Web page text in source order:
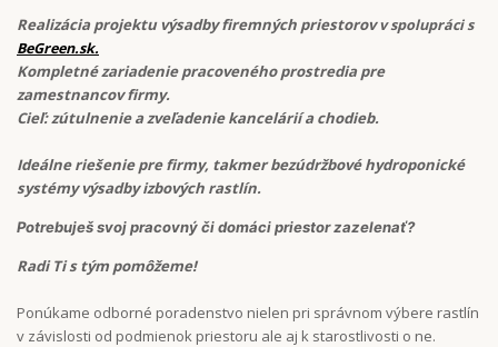
Realizácia projektu výsadby firemných priestorovv spolupráci s
BeGreen.sk.
Kompletné zariadenie pracoveného prostredia pre
zamestnancov firmy.
Cieľ: zútulnenie a zveľadenie kancelárií a chodieb.
Ideálne riešenie pre firmy, takmer bezúdržbové hydroponické
systémy výsadby izbových rastlín.
Potrebuješ svoj pracovný či domáci priestor zazelenať?
Radi Ti s tým pomôžeme!
Ponúkame odborné poradenstvo nielen pri správnom výbere rastlín
v závislosti od podmienok priestoru ale aj k starostlivosti o ne.